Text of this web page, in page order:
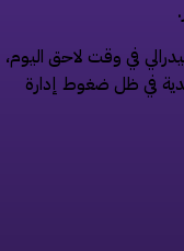
في وقت لاحق اليوم،
في ظل ضغوط إدارة